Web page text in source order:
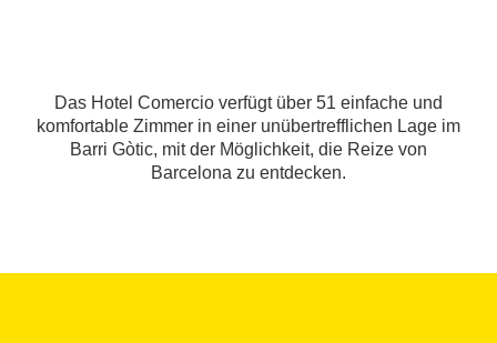
Das Hotel Comercio verfügt über 51 einfache und
komfortable Zimmer in einer unübertrefflichen Lage im
Barri Gòtic, mit der Möglichkeit, die Reize von
Barcelona zu entdecken.